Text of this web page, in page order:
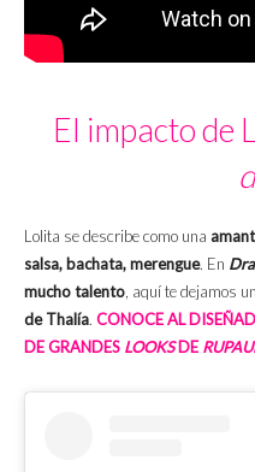
El impacto de
Lolita se describe como una
salsa, bachata, merengue. En
mucho talento , aquí te dejamos
de Thalía. CONOCE AL
DE GRANDES LOOKSDE